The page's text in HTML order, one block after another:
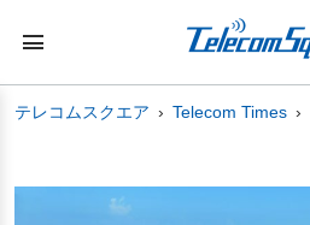
テレコムスクエア Telecom Times